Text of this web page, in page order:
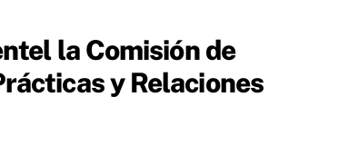
la Comisión de
y Relaciones